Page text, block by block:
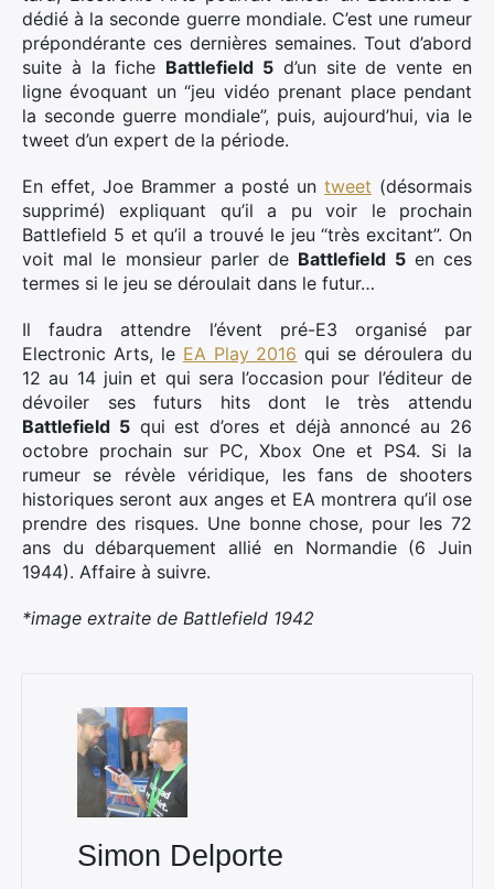
dédié à la seconde guerre mondiale. C’est une rumeur
prépondérante ces dernières semaines. Tout d’abord
suite à la fiche Battlefield 5 d’un site de vente en
ligne évoquant un “jeu vidéo prenant place pendant
la seconde guerre mondiale”, puis, aujourd’hui, via le
tweet d’un expert de la période.
En effet, Joe Brammer a posté un tweet (désormais
supprimé) expliquant qu’il a pu voir le prochain
Battlefield 5 et qu’il a trouvé le jeu “très excitant”. On
voit mal le monsieur parler de Battlefield 5en ces
termes si le jeu se déroulait dans le futur…
Il faudra attendre l’évent pré-E3 organisé par
Electronic Arts, le EA Play 2016 qui se déroulera du
12 au 14 juin et qui sera l’occasion pour l’éditeur de
dévoiler ses futurs hits dont le très attendu
Battlefield 5qui est d’ores et déjà annoncé au 26
octobre prochain sur PC, Xbox One et PS4. Si la
rumeur se révèle véridique, les fans de shooters
historiques seront aux anges et EA montrera qu’il ose
prendre des risques. Une bonne chose, pour les 72
ans du débarquement allié en Normandie (6 Juin
1944). Affaire à suivre.
*image extraite de Battlefield 1942
Simon Delporte
×
Rechercher
: